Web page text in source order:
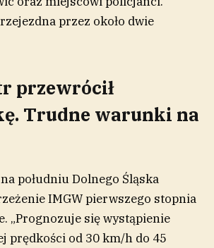
przez około dwie
przewrócił
Trudne warunki na
południu Dolnego Śląska
IMGW pierwszego stopnia
„Prognozuje się wystąpienie
prędkości od 30 km/h do 45